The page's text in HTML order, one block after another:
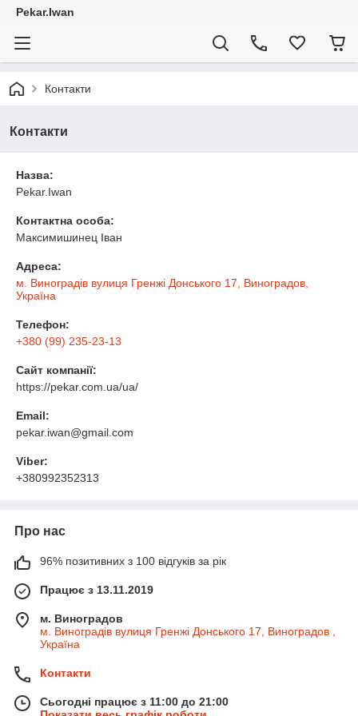
Pekar.Iwan
Контакти
Контакти
Назва:
Pekar.Iwan
Контактна особа:
Максимишинец Іван
Адреса:
м. Виноградів вулиця Гренжі Донського 17, Виноградов,
Україна
Телефон:
+380 (99) 235-23-13
Сайт компанії:
https://pekar.com.ua/ua/
Email:
pekar.iwan@gmail.com
Viber:
+380992352313
Про нас
96% позитивних з 100 відгуків за рік
Працює з 13.11.2019
м. Виноградов
м. Виноградів вулиця Гренжі Донського 17, Виноградов ,
Україна
Контакти
Сьогодні працює з 11:00 до 21:00